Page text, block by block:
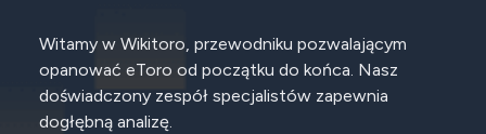
Witamy w Wikitoro, przewodniku pozwalającym
opanować eToro od początku do końca. Nasz
doświadczony zespół specjalistów zapewnia
dogłębną analizę.